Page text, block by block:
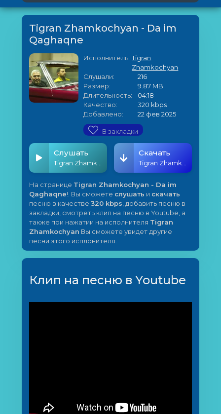
Tigran Zhamkochyan - Da im
Qaghaqne
Исполнитель: Tigran
Zhamkochyan
Слушали:
216
Размер:
9.87 MB
Длительность:
04:18
Качество:
320 kbps
Добавлено:
22 фев 2025
В закладки
Слушать Скачать
На странице Tigran Zhamkochyan - Da im
Qaghaqne!. Вы сможете слушать и скачать
песню в качестве 320 kbps , добавить песню в
закладки, смотреть клип на песню в Youtube, а
также при нажатии на исполнителя Tigran
Zhamkochyan Вы сможете увидет другие
песни этого исплонителя.
Клип на песню в Youtube